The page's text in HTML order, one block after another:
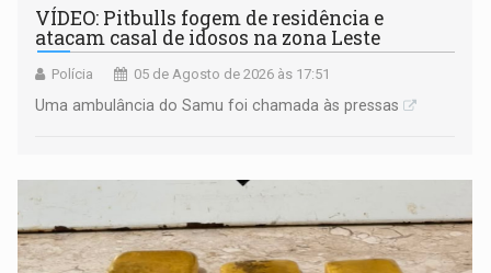
VÍDEO: Pitbulls fogem de residência e
atacam casal de idosos na zona Leste
Polícia 05 de Agosto de 2026 às 17:51
Uma ambulância do Samu foi chamada às pressas